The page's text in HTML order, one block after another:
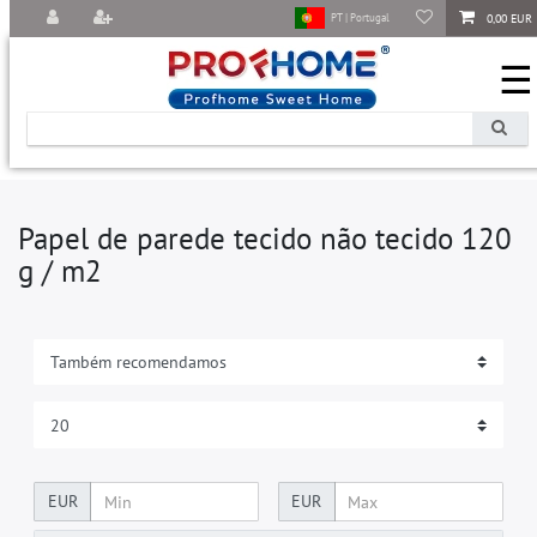
0,00 EUR
PT | Portugal
☰
Papel de parede tecido não tecido 120
g / m2
EUR EUR